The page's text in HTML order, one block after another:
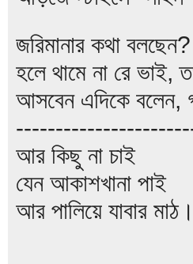
জরিমানার কথা
হলে থামে না রে ভাই,
আসবেন এদিকে বলেন,
আর কিছু না চাই
যেন আকাশখানা পাই
আর পালিয়ে যাবার